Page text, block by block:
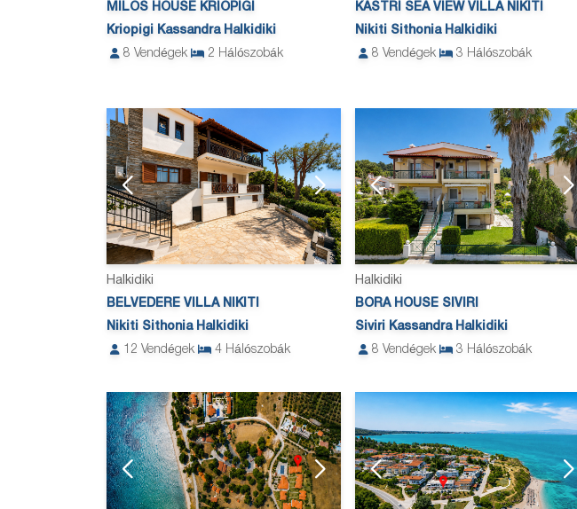
MILOS HOUSE KRIOPIGI
Kriopigi Kassandra Halkidiki
8 Vendégek 2 Hálószobák
KASTRI SEA VIEW VILLA NIKITI
Nikiti Sithonia Halkidiki
8 Vendégek 3 Hálószobák
Halkidiki
BELVEDERE VILLA NIKITI
Nikiti Sithonia Halkidiki
12 Vendégek 4 Hálószobák
Halkidiki
BORA HOUSE SIVIRI
Siviri Kassandra Halkidiki
8 Vendégek 3 Hálószobák